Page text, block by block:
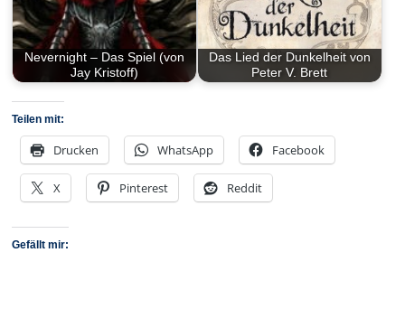
Nevernight – Das Spiel (von
Jay Kristoff)
Das Lied der Dunkelheit von
Peter V. Brett
Teilen mit:
Drucken WhatsApp Facebook
X Pinterest Reddit
Gefällt mir: